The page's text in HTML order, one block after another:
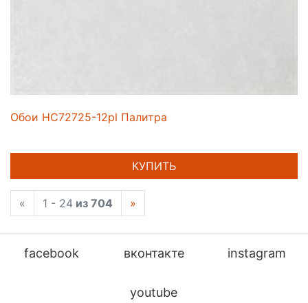
Обои HC72725-12pl Палитра
КУПИТЬ
« 1 - 24 из 704 »
facebook вконтакте instagram
youtube